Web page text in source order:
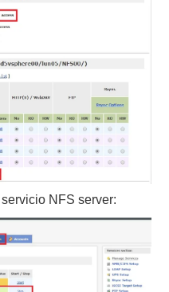
NFS server: